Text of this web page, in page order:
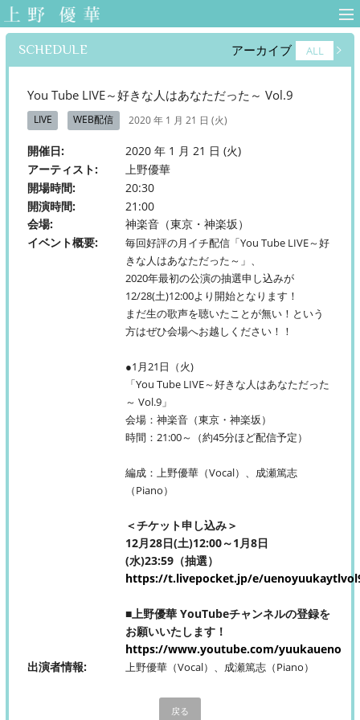
上野優華 オフィ
シャルサイト-
SCHEDULE ALL
アーカイブ
You Tube LIVE～好きな人はあなただった～ Vol.9
LIVE WEB配信 2020 年 1 月 21 日 (火)
開催日
2020 年 1 月 21 日 (火)
アーティスト
上野優華
開場時間
20:30
開演時間
21:00
会場
神楽音（東京・神楽坂）
イベント概要
毎回好評の月イチ配信「You Tube LIVE～好
きな人はあなただった～」、
2020年最初の公演の抽選申し込みが
12/28(土)12:00より開始となります！
まだ生の歌声を聴いたことが無い！という
方はぜひ会場へお越しください！！
●1月21日（火)
「You Tube LIVE～好きな人はあなただった
～ Vol.9」
会場：神楽音（東京・神楽坂）
時間：21:00～（約45分ほど配信予定）
編成：上野優華（Vocal）、成瀬篤志
（Piano）
＜チケット申し込み＞
12月28日(土)12:00～1月8日
(水)23:59（抽選）
https://t.livepocket.jp/e/
■上野優華 YouTubeチャンネルの登録を
お願いいたします！
https://www.youtube.com/yuukaueno
出演者情報
上野優華（Vocal）、成瀬篤志（Piano）
戻る